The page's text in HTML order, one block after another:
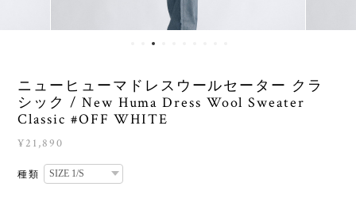
ニューヒューマドレスウールセーター クラ
シック / New Huma Dress Wool Sweater
Classic #OFF WHITE
¥21,890
種類